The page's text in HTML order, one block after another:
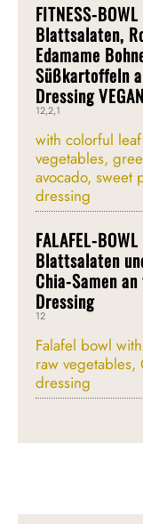
FITNESS-
Blattsalaten,
Edamame
Süßkartoffeln
Dressing VEGAN
12,2,1
with colorful
vegetables,
avocado, sweet
dressing
FALAFEL-
Blattsalaten
Chia-Samen
Dressing
12
Falafel bowl
raw vegetables,
dressing